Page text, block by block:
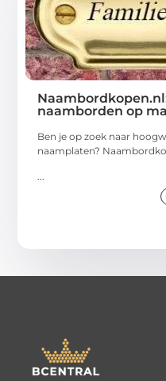
naamborden op
Ben je op zoek naar
naamplaten?
...